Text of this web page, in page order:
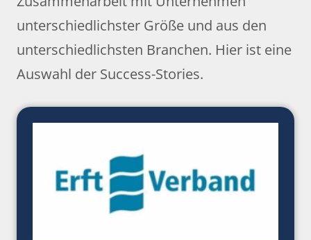
unterschiedlichster Größe und aus den
unterschiedlichsten Branchen. Hier ist eine
Auswahl der Success-Stories.